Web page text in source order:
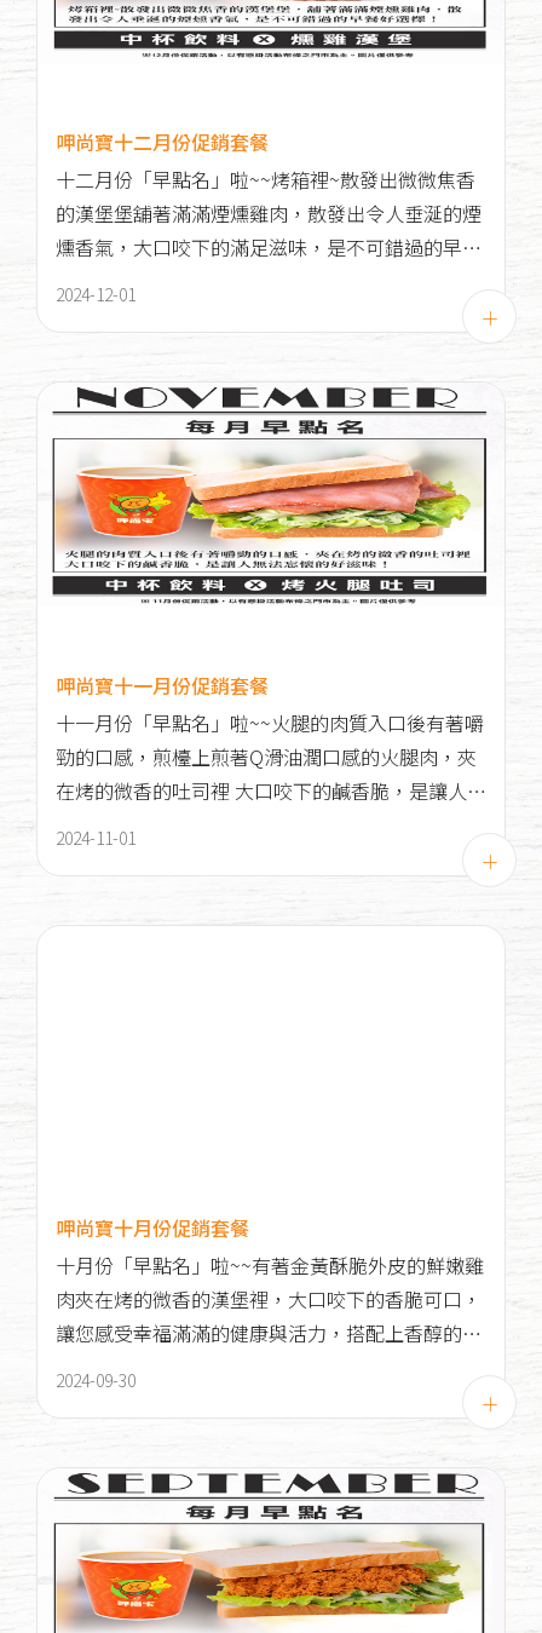
呷尚寶十二月份促銷套餐
十二月份「早點名」啦~~烤箱裡~散發出微微焦香
的漢堡堡舖著滿滿煙燻雞肉，散發出令人垂涎的煙
燻香氣，大口咬下的滿足滋味，是不可錯過的早餐
好選擇！
2024-12-01
呷尚寶十一月份促銷套餐
十一月份「早點名」啦~~火腿的肉質入口後有著嚼
勁的口感，煎檯上煎著Q滑油潤口感的火腿肉，夾
在烤的微香的吐司裡 大口咬下的鹹香脆，是讓人無
2024-11-01
呷尚寶十月份促銷套餐
十月份「早點名」啦~~有著金黃酥脆外皮的鮮嫩雞
肉夾在烤的微香的漢堡裡，大口咬下的香脆可口，
讓您感受幸福滿滿的健康與活力，搭配上香醇的紅
茶或奶茶，絕對是"雞"不可失的好選擇！
2024-09-30